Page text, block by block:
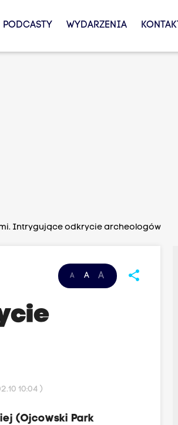
PODCASTY WYDARZENIA KONTAKT
Intrygujące odkrycie archeologów
A A A share
10:04 )
(Ojcowski Park